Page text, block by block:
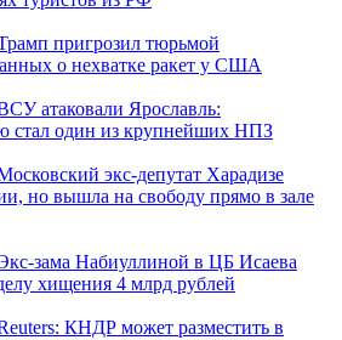
пригрозил тюрьмой
о нехватке ракет у США
атаковали Ярославль:
стал один из крупнейших НПЗ
экс-депутат Харадизе
но вышла на свободу прямо в зале
зама Набиуллиной в ЦБ Исаева
хищения 4 млрд рублей
КНДР может разместить в